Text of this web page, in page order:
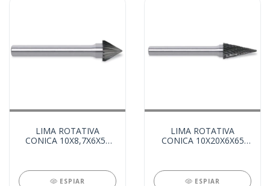
LIMA ROTATIVA
CONICA 10X8,7X6X55
ESPIAR
LIMA ROTATIVA
CONICA 10X20X6X65
ESPIAR